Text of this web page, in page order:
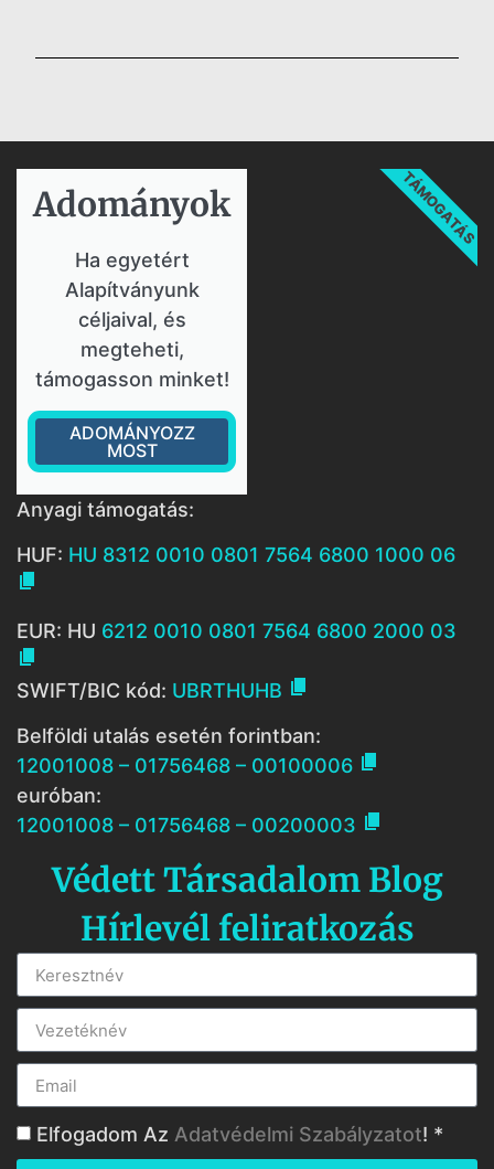
Adományok​
Ha egyetért
Alapítványunk
céljaival, és
megteheti,
támogasson minket!
ADOMÁNYOZZ
MOST
TÁMOGATÁS
Anyagi támogatás:
HUF: HU 8312 0010 0801 7564 6800 1000 06

EUR: HU 6212 0010 0801 7564 6800 2000 03

SWIFT/BIC kód: UBRTHUHB 
Belföldi utalás esetén forintban:
12001008 – 01756468 – 00100006 
euróban:
12001008 – 01756468 – 00200003 
Védett Társadalom Blog
Hírlevél feliratkozás
Elfogadom Az Adatvédelmi Szabályzatot! *